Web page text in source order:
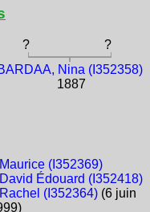
?
?
Nina (I352358)
1887
(I352369)
Édouard (I352418)
(I352364)(6 juin